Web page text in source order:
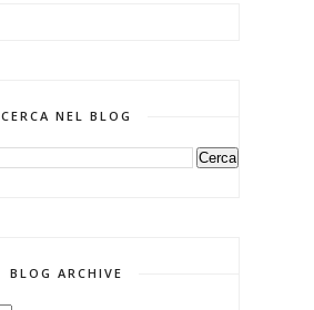
CERCA NEL BLOG
BLOG ARCHIVE